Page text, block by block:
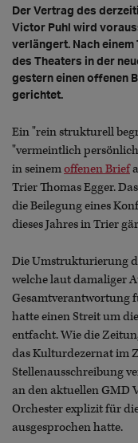
Der Vertrag des
Victor Puhl wird
verlängert. Nach
des Theaters in der
gestern einen offenen
gerichtet.
Ein "rein strukturell
"vermeintlich
in seinemoffenen Brief
Trier Thomas Egger.
die Beilegung eines
dieses Jahres in Trier
Die Umstrukturierung
welche laut damaliger
Gesamtverantwortung
hatte einen Streit um
entfacht. Wie die
das Kulturdezernat im
Stellenausschreibung
an den aktuellen GMD
Orchester explizit für
ausgesprochen hatte.